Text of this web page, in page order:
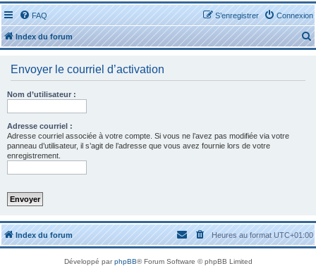
FAQ Connexion
S’enregistrer
Index du forum
e
Envoyer le courriel d’activation
Nom d’utilisateur :
Adresse courriel :
Adresse courriel associée à votre compte. Si vous ne l’avez pas modifiée via votre
panneau d’utilisateur, il s’agit de l’adresse que vous avez fournie lors de votre
enregistrement.
Index du forum Heures au formatUTC+01:00
Développé parphpBB® Forum Software © phpBB Limited